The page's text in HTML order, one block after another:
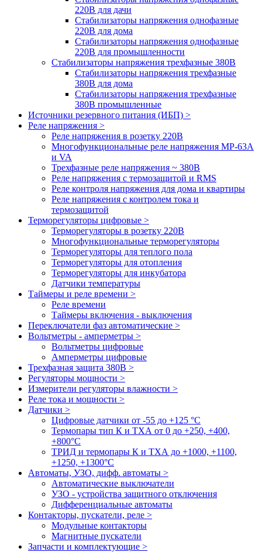
220В для дачи
Стабилизаторы напряжения однофазные
220В для дома
Стабилизаторы напряжения однофазные
220В для промышленности
Стабилизаторы напряжения трехфазные 380В
Cтабилизаторы напряжения трехфазные
380В для дома
Стабилизаторы напряжения трехфазные
380В промышленные
Источники резервного питания (ИБП) >
Реле напряжения >
Реле напряжения в розетку 220В
Многофункциональные реле напряжения МР-63А
и VA
Трехфазные реле напряжения ~ 380В
Реле напряжения с термозащитой и RMS
Реле контроля напряжения для дома и квартиры
Реле напряжения с контролем тока и
термозащитой
Терморегуляторы цифровые >
Терморегуляторы в розетку 220В
Многофункциональные терморегуляторы
Терморегуляторы для теплого пола
Терморегуляторы для отопления
Терморегуляторы для инкубатора
Датчики температуры
Таймеры и реле времени >
Реле времени
Таймеры включения - выключения
Переключатели фаз автоматические >
Вольтметры - амперметры >
Вольтметры цифровые
Амперметры цифровые
Трехфазная защита 380В >
Регуляторы мощности >
Измерители регуляторы влажности >
Реле тока и мощности >
Датчики >
Цифровые датчики от -55 до +125 °С
Термопары тип К и ТХА от 0 до +250, +400,
+800°C
ТРИД и термопары К и ТХА до +1000, +1100,
+1250, +1300°C
Автоматы, УЗО, дифф. автоматы >
Автоматические выключатели
УЗО - устройства защитного отключения
Дифференциальные автоматы
Контакторы, пускатели, реле >
Модульные контакторы
Магнитные пускатели
Запчасти и комплектующие >